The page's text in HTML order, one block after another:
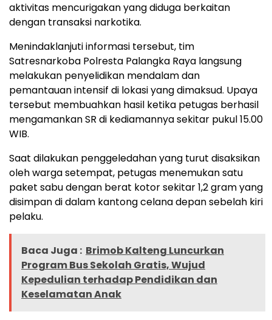
aktivitas mencurigakan yang diduga berkaitan
dengan transaksi narkotika.
Menindaklanjuti informasi tersebut, tim
Satresnarkoba Polresta Palangka Raya langsung
melakukan penyelidikan mendalam dan
pemantauan intensif di lokasi yang dimaksud. Upaya
tersebut membuahkan hasil ketika petugas berhasil
mengamankan SR di kediamannya sekitar pukul 15.00
WIB.
Saat dilakukan penggeledahan yang turut disaksikan
oleh warga setempat, petugas menemukan satu
paket sabu dengan berat kotor sekitar 1,2 gram yang
disimpan di dalam kantong celana depan sebelah kiri
pelaku.
Baca Juga : Brimob Kalteng Luncurkan
Program Bus Sekolah Gratis, Wujud
Kepedulian terhadap Pendidikan dan
Keselamatan Anak